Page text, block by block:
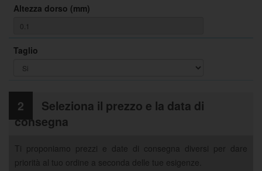
Altezza dorso (mm)
Taglio
2
Seleziona il prezzo e la data di
consegna
Ti proponiamo prezzi e date di consegna diversi per dare
priorità al tuo ordine a seconda delle tue esigenze.